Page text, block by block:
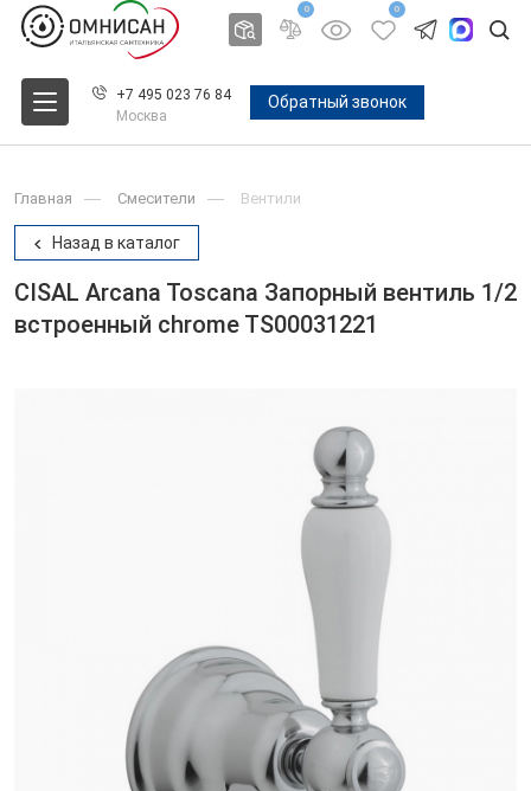
0 0
+7 495 023 76 84
Москва
Обратный звонок
Главная Смесители Вентили
Назад в каталог
CISAL Arcana Toscana Запорный вентиль 1/2
встроенный chrome TS00031221